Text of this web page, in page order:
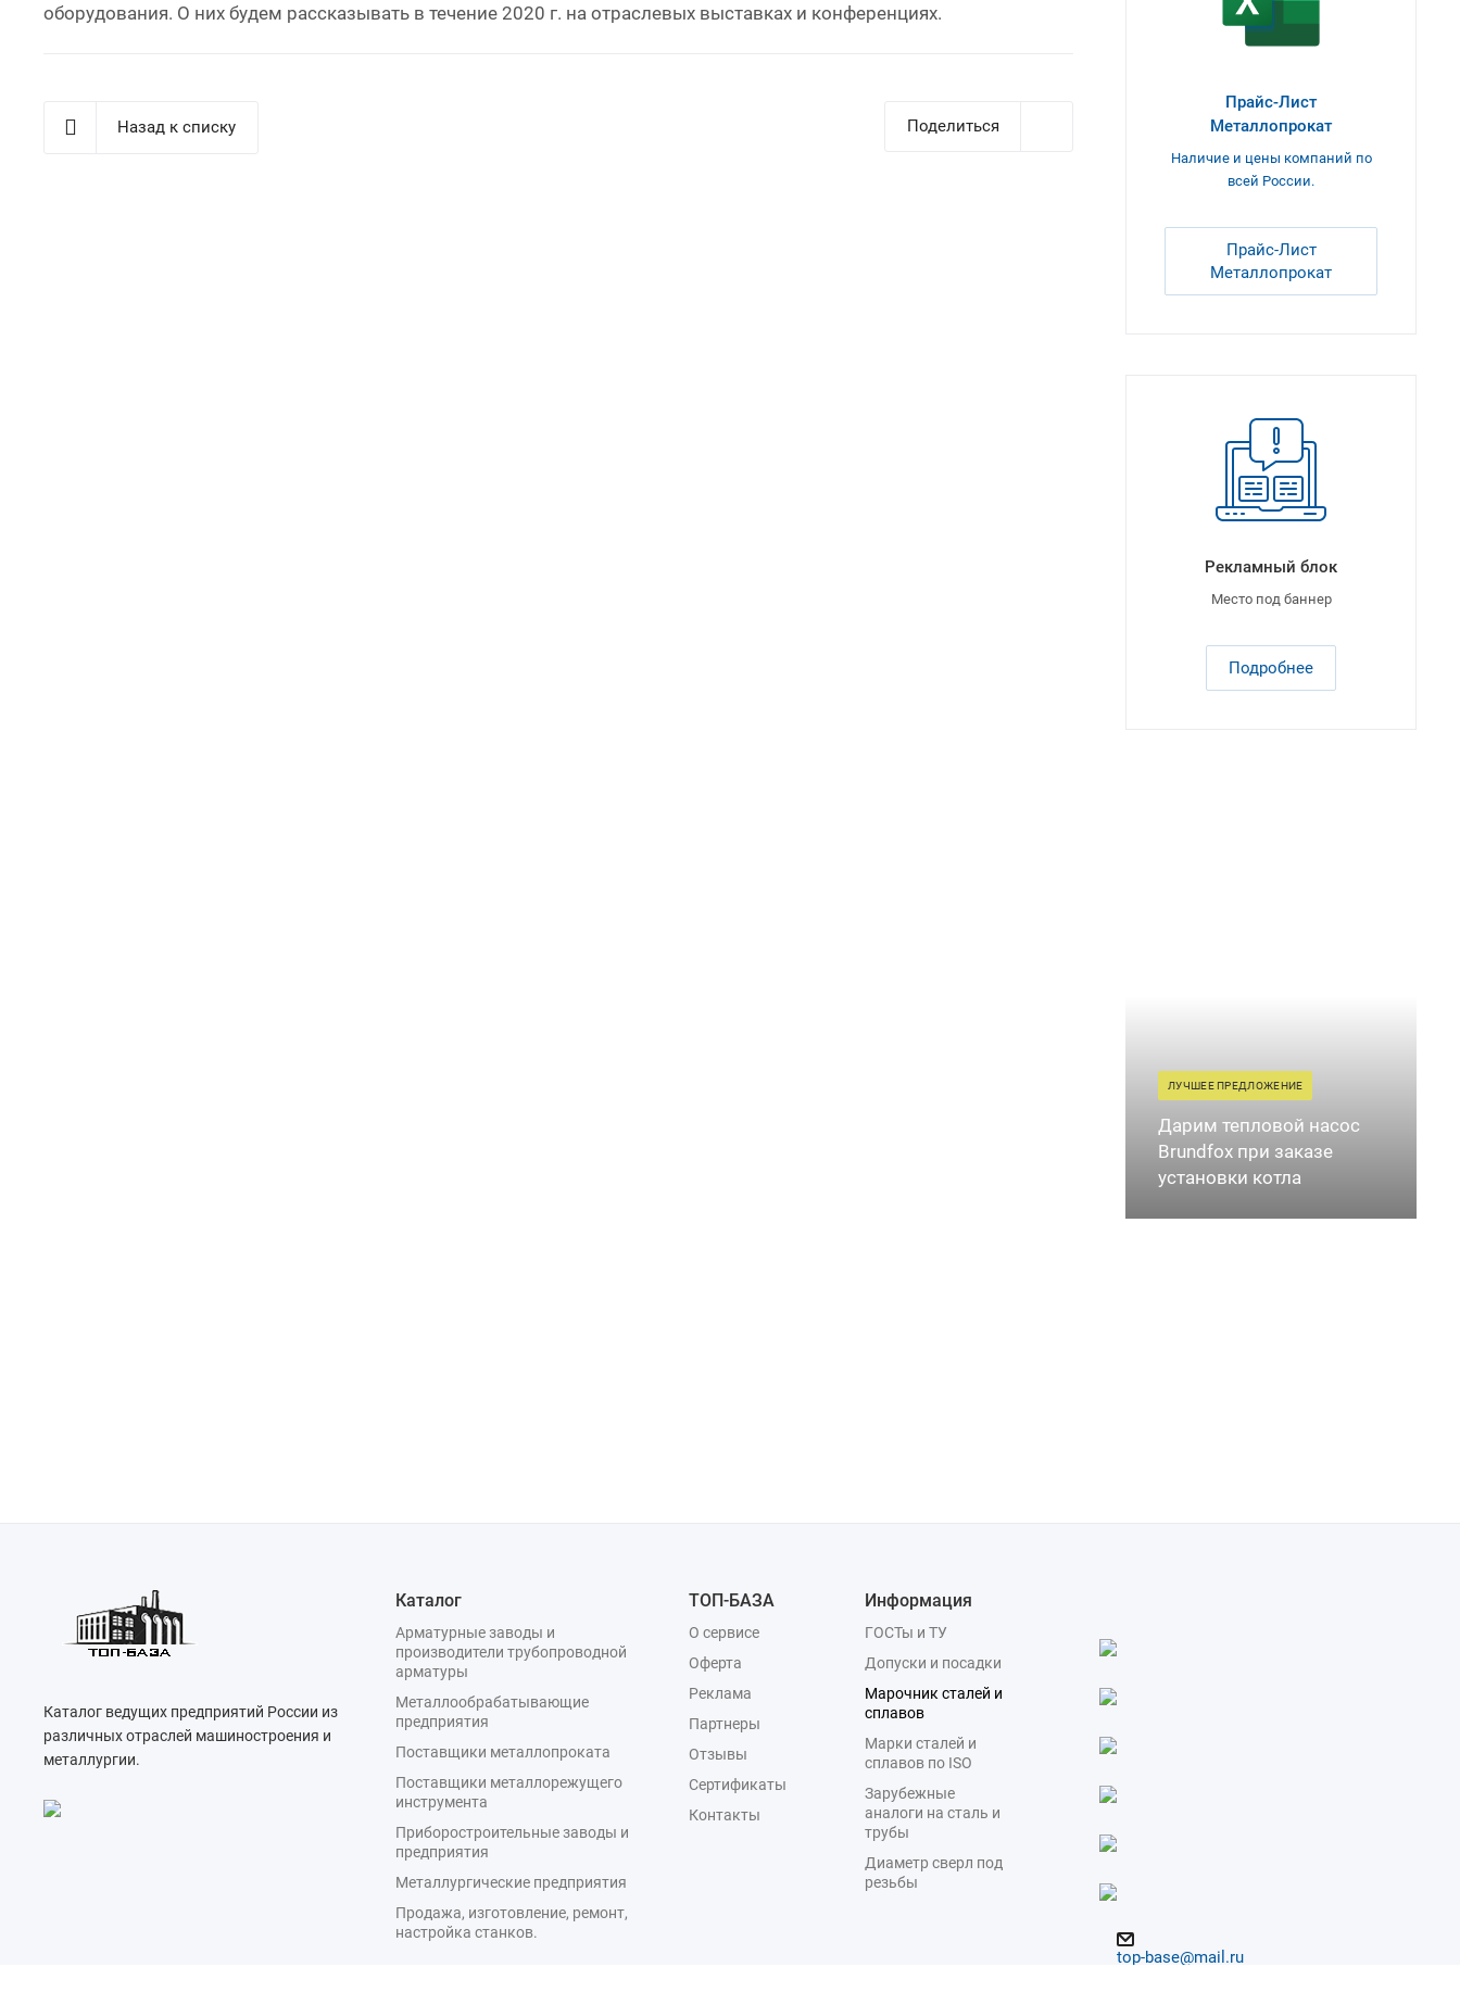
оборудования. О них будем рассказывать в течение 2020 г. на отраслевых выставках и конференциях.
Поделиться
Назад к списку
Прайс-Лист
Металлопрокат
Наличие и цены компаний по
всей России.
Прайс-Лист
Металлопрокат
Рекламный блок
Место под баннер
Подробнее
ЛУЧШЕЕ ПРЕДЛОЖЕНИЕ
Дарим тепловой насос
Brundfox при заказе
установки котла
Каталог ведущих предприятий России из
различных отраслей машиностроения и
металлургии.
Каталог
Арматурные заводы и
производители трубопроводной
арматуры
Металлообрабатывающие
предприятия
Поставщики металлопроката
Поставщики металлорежущего
инструмента
Приборостроительные заводы и
предприятия
Металлургические предприятия
Продажа, изготовление, ремонт,
настройка станков.
ТОП-БАЗА
О сервисе
Оферта
Реклама
Партнеры
Отзывы
Сертификаты
Контакты
Информация
ГОСТы и ТУ
Допуски и посадки
Марочник сталей и
сплавов
Марки сталей и
сплавов по ISO
Зарубежные
аналоги на сталь и
трубы
Диаметр сверл под
резьбы
top-base@mail.ru